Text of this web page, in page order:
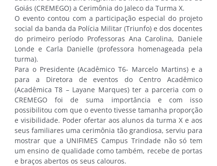
Goiás (CREMEGO) a Cerimônia do Jaleco da Turma X.
O evento contou com a participação especial do projeto
social da banda da Polícia Militar (Triunfo) e dos docentes
do primeiro período Professoras Ana Carolina, Daniele
Londe e Carla Danielle (professora homenageada pela
turma).
Para o Presidente (Acadêmico T6- Marcelo Martins) e a
para a Diretora de eventos do Centro Acadêmico
(Acadêmica T8 – Layane Marques) ter a parceria com o
CREMEGO foi de suma importância e com isso
possibilitou com que o evento tivesse tamanha proporção
e visibilidade. Poder ofertar aos alunos da turma X e aos
seus familiares uma cerimônia tão grandiosa, serviu para
mostrar que a UNIFIMES Campus Trindade não só tem
um ensino de qualidade como também, recebe de portas
e braços abertos os seus calouros.